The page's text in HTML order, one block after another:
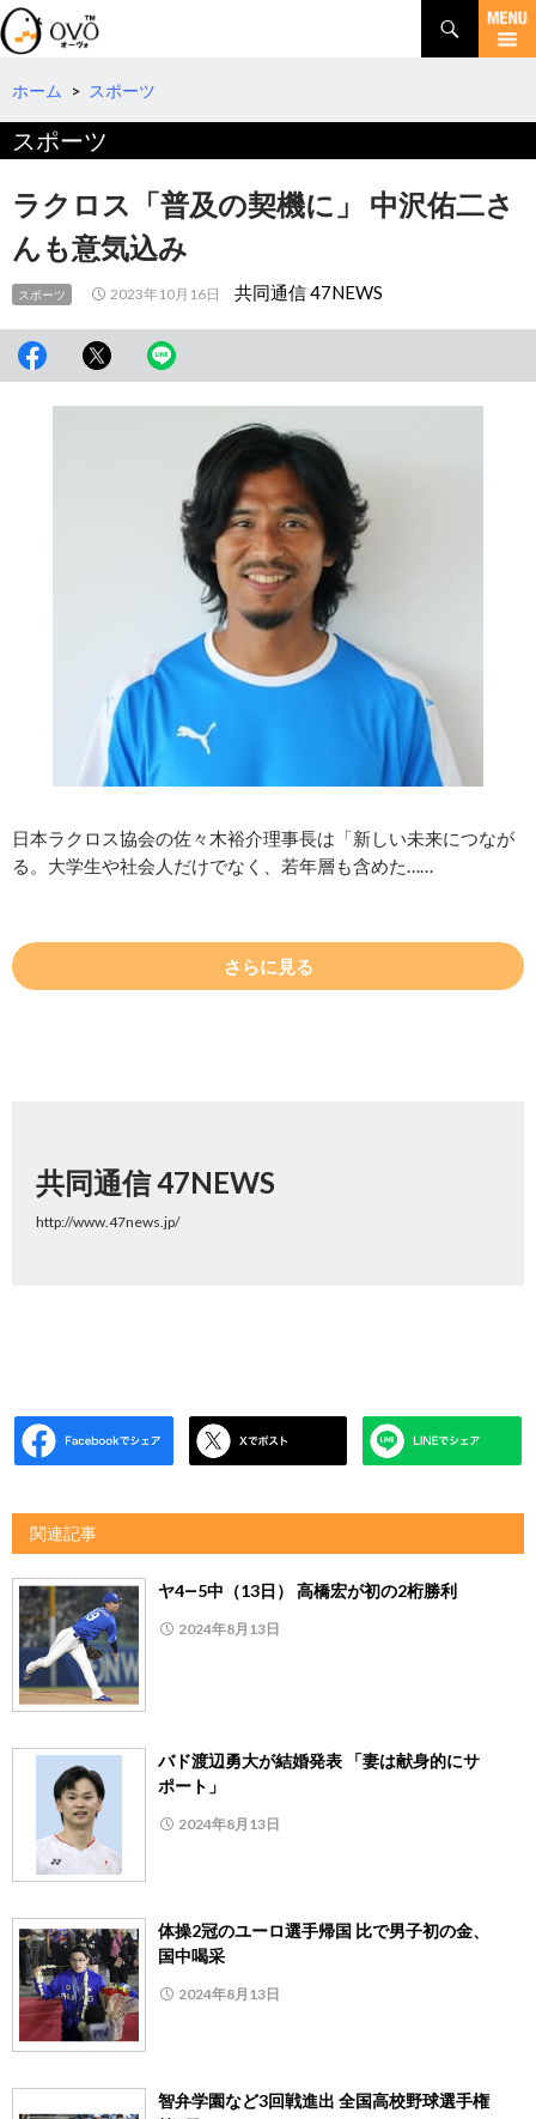
検
索
コ
テ
へ
ホーム > スポーツ
スポーツ
ラクロス「普及の契機に」 中沢佑二さ
んも意気込み
スポーツ 2023年10月16日 共同通信 47NEWS
日本ラクロス協会の佐々木裕介理事長は「新しい未来につなが
る。大学生や社会人だけでなく、若年層も含めた……
さらに見る
共同通信 47NEWS
http://www.47news.jp/
関連記事
ヤ4―5中（13日） 高橋宏が初の2桁勝利
2024年8月13日
バド渡辺勇大が結婚発表 「妻は献身的にサ
ポート」
2024年8月13日
体操2冠のユーロ選手帰国 比で男子初の金、
国中喝采
2024年8月13日
智弁学園など3回戦進出 全国高校野球選手権